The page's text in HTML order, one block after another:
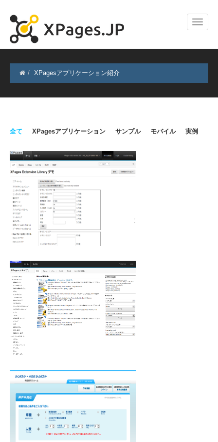
XPagesアプリケーション紹介
全て XPagesアプリケーション サンプル モバイル 実例